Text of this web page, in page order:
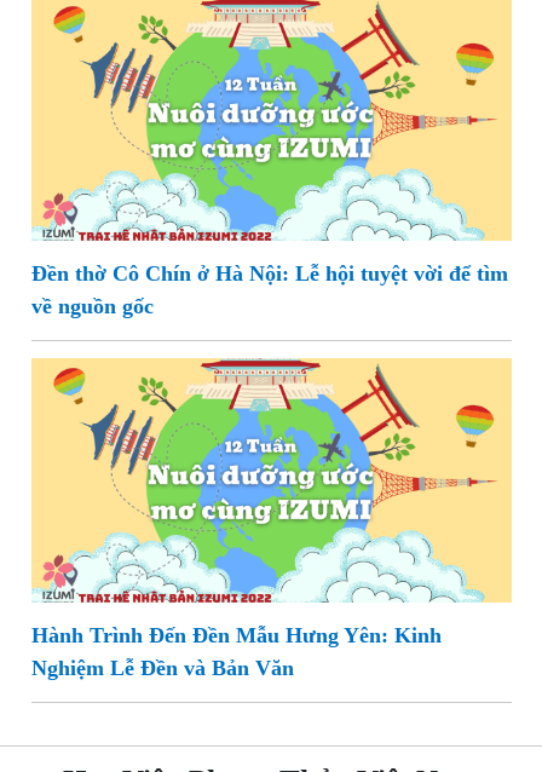
Đền thờ Cô Chín ở Hà Nội: Lễ hội tuyệt vời để tìm
về nguồn gốc
Hành Trình Đến Đền Mẫu Hưng Yên: Kinh
Nghiệm Lễ Đền và Bản Văn